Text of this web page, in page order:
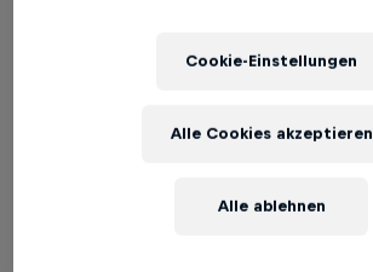
Cookie-Einstellungen
Alle ablehnen
Alle Cookies akzeptieren